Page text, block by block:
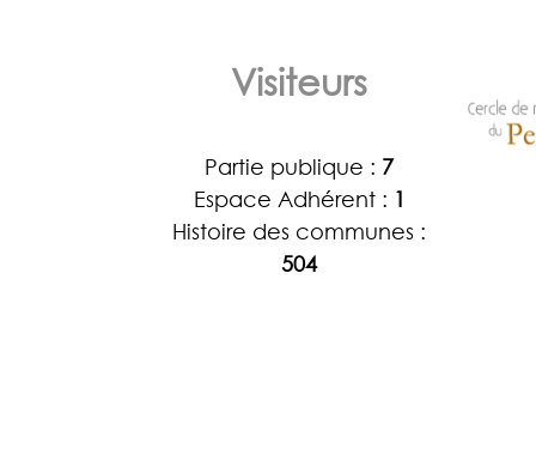
Visiteurs
Partie publique : 7
Espace Adhérent : 1
Histoire des communes :
504